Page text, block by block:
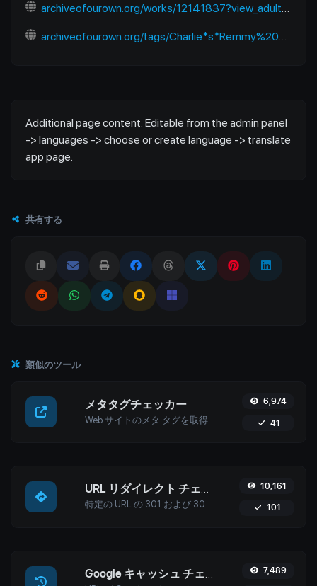
archiveofourown.org/works/12141837?view_adult=true
archiveofourown.org/tags/Charlie*s*Remmy%20Cormo%20(Zootopia:%20Pack%20Street)/works
Additional page content: Editable from the admin panel
-> languages -> choose or create language -> translate
app page.
共有する
類似のツール
メタタグチェッカー 6,974
41
URL リダイレクト チェッカー
特定の URL の 301 および 302 リダイレクトをチェックします。最大 10 件のリダイレクトがチェックされます。
10,161
101
7,489